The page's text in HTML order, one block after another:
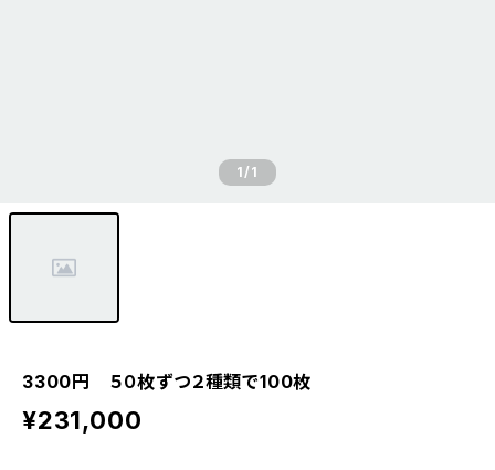
1/1
3300円 ５０枚ずつ２種類で100枚
¥231,000